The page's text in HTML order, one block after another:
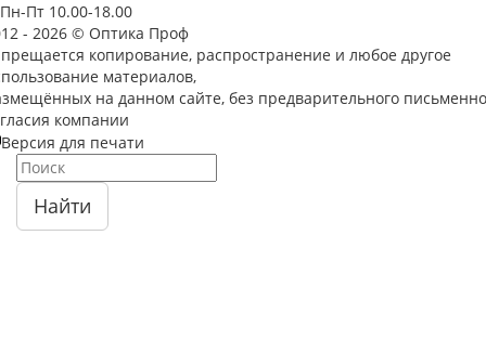
Пн-Пт 10.00-18.00
- 2026 © Оптика Проф
копирование, распространение и любое другое
материалов,
на данном сайте, без предварительного
компании
Версия для печати
Найти